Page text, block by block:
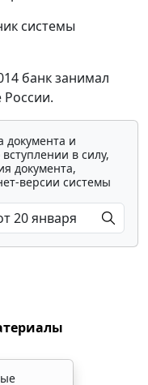
системы
банк занимал
России.
документа и
в силу,
документа,
версии системы